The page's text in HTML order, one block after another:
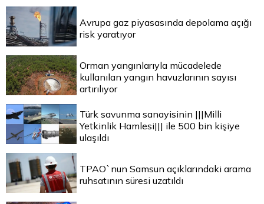
Avrupa gaz piyasasında depolama açığı
risk yaratıyor
Orman yangınlarıyla mücadelede
kullanılan yangın havuzlarının sayısı
artırılıyor
Türk savunma sanayisinin |||Milli
Yetkinlik Hamlesi||| ile 500 bin kişiye
ulaşıldı
TPAO`nun Samsun açıklarındaki arama
ruhsatının süresi uzatıldı